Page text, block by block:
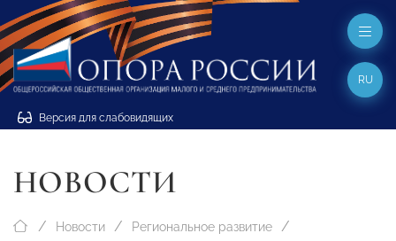
Версия для слабовидящих
RU
НОВОСТИ
Новости Региональное развитие